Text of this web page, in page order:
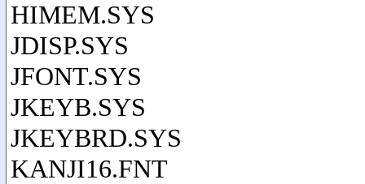
HIMEM.SYS
JDISP.SYS
JFONT.SYS
JKEYB.SYS
JKEYBRD.SYS
KANJI16.FNT